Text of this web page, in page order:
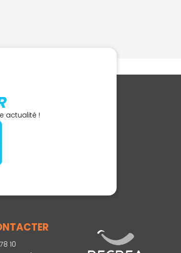
actualité !
10